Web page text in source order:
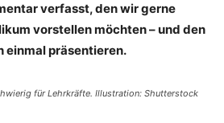
verfasst, den wir gerne
vorstellen möchten – und den
einmal präsentieren.
für Lehrkräfte. Illustration: Shutterstock